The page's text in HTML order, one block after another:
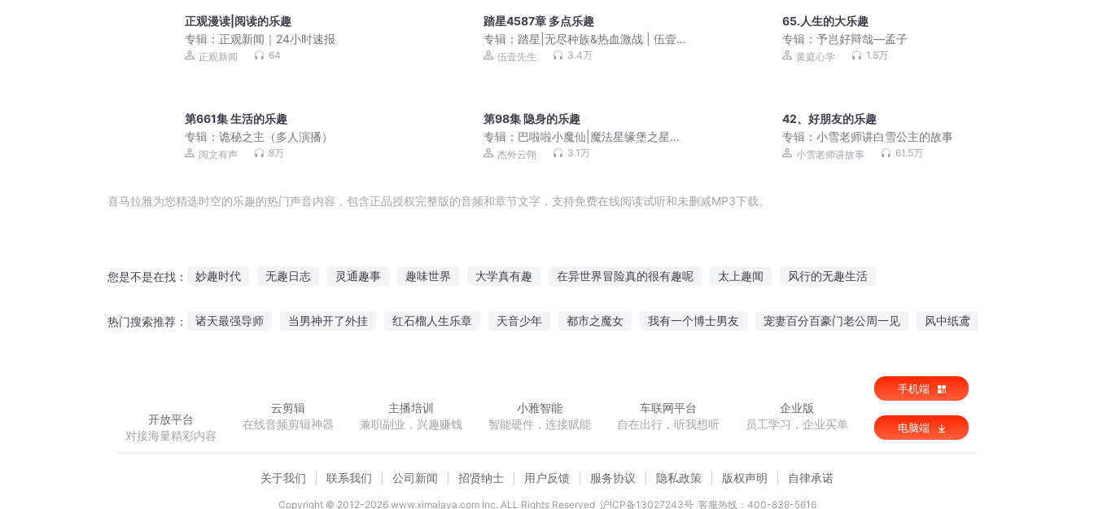
正观漫读|阅读的乐趣
专辑： 正观新闻｜24小时速报
正观新闻 64
踏星4587章 多点乐趣
专辑： 踏星|无尽种族&热血激战 | 伍壹
先生领衔多人有声剧
伍壹先生 3.4万
65.人生的大乐趣
专辑：予岂好辩哉—孟子
黄庭心学 1.8万
第661集 生活的乐趣
专辑： 诡秘之主（多人演播）
阅文有声 8万
第98集 隐身的乐趣
专辑： 巴啦啦小魔仙|魔法星缘堡之星石
奇缘|【评论有奖】
杰外云翎 3.1万
42、好朋友的乐趣
专辑：小雪老师讲白雪公主的故事
小雪老师讲故事 61.5万
喜马拉雅为您精选时空的乐趣的热门声音内容，包含正品授权完整版的音频和章节文字，支持免费在线阅读试听和未删减MP3下载。
您是不是在找： 妙趣时代 无趣日志 灵通趣事 趣味世界 大学真有趣 在异世界冒险真的很有趣呢 太上趣闻 风行的无趣生活
热门搜索推荐： 诸天最强导师 当男神开了外挂 红石榴人生乐章 天音少年 都市之魔女 我有一个博士男友 宠妻百分百豪门老公周一见 风中纸鸢
开放平台
对接海量精彩内容
云剪辑
在线音频剪辑神器
主播培训
兼职副业，兴趣赚钱
小雅智能
智能硬件，连接赋能
车联网平台
自在出行，听我想听
企业版
员工学习，企业买单
手机端
电脑端
关于我们 联系我们 公司新闻 招贤纳士 用户反馈 服务协议 隐私政策 版权声明 自律承诺
Copyright © 2012-2026www.ximalaya.com lnc. ALL Rights Reserved 沪ICP备13027243号 客服热线：400-838-5616